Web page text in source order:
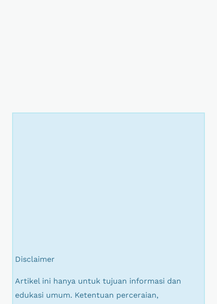
Disclaimer
Artikel ini hanya untuk tujuan informasi dan
edukasi umum. Ketentuan perceraian,